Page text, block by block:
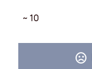
~ 10